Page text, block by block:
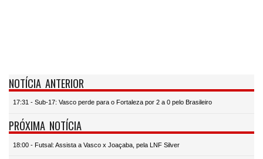
NOTÍCIA ANTERIOR
17:31 - Sub-17: Vasco perde para o Fortaleza por 2 a 0 pelo Brasileiro
PRÓXIMA NOTÍCIA
18:00 - Futsal: Assista a Vasco x Joaçaba, pela LNF Silver